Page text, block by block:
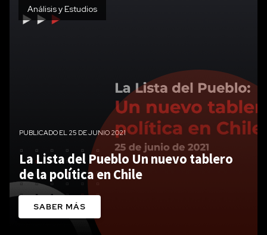
Análisis y Estudios
PUBLICADO EL 25 DE JUNIO 2021
La Lista del Pueblo Un nuevo tablero
de la política en Chile
SABER MÁS